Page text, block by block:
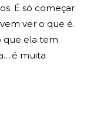
É só começar
ver o que é.
que ela tem
muita